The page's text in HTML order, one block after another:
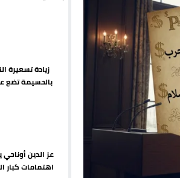
زيادة تسعيرة
بالحسيمة تضع
عز الدين أوناحي
اهتمامات كبار